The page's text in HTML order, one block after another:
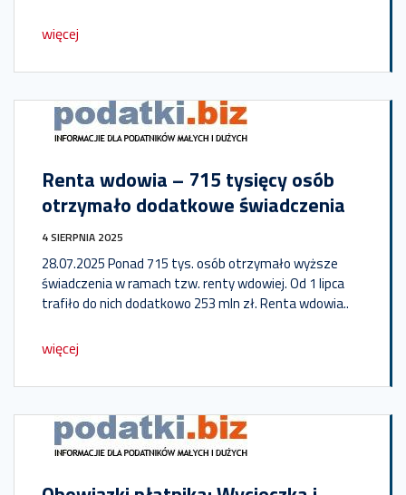
więcej
Renta wdowia – 715 tysięcy osób
otrzymało dodatkowe świadczenia
4 SIERPNIA 2025
28.07.2025 Ponad 715 tys. osób otrzymało wyższe
świadczenia w ramach tzw. renty wdowiej. Od 1 lipca
trafiło do nich dodatkowo 253 mln zł. Renta wdowia..
więcej